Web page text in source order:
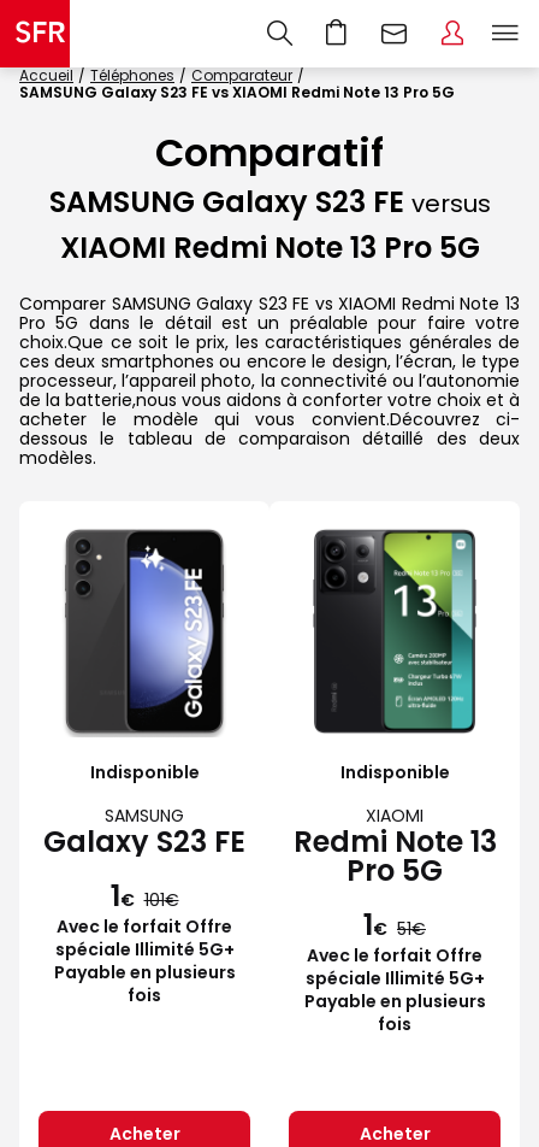
Accueil Téléphones
Comparateur
SAMSUNG Galaxy S23 FE vs XIAOMI Redmi Note 13 Pro 5G
Comparatif
SAMSUNG Galaxy S23 FE versus
XIAOMI Redmi Note 13 Pro 5G
Comparer SAMSUNG Galaxy S23 FE vs XIAOMI Redmi Note 13
Pro 5G dans le détail est un préalable pour faire votre
choix.Que ce soit le prix, les caractéristiques générales de
ces deux smartphones ou encore le design, l’écran, le type
processeur, l’appareil photo, la connectivité ou l’autonomie
de la batterie,nous vous aidons à conforter votre choix et à
acheter le modèle qui vous convient.Découvrez ci-
dessous le tableau de comparaison détaillé des deux
modèles.
Indisponible
SAMSUNG
Galaxy S23 FE
1€ 101
Avec le forfait Offre
spéciale Illimité 5G+
Payable en plusieurs
fois
Acheter
Indisponible
XIAOMI
Redmi Note 13
Pro 5G
1€ 51
Avec le forfait Offre
spéciale Illimité 5G+
Payable en plusieurs
fois
Acheter